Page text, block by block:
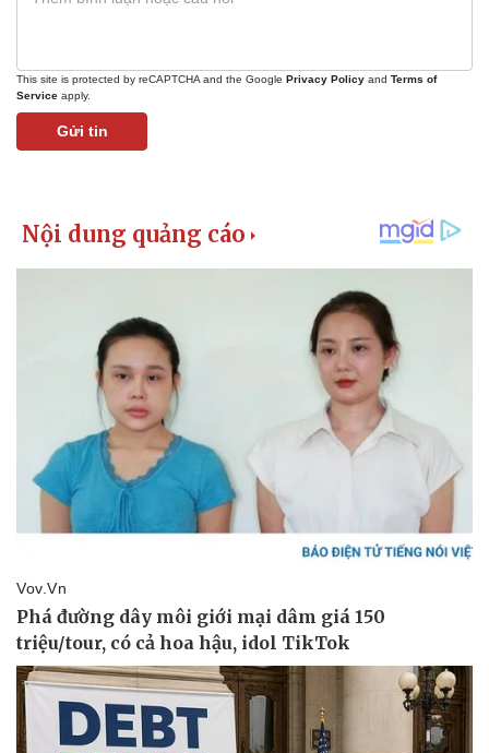
This site is protected by reCAPTCHA and the Google Privacy Policy and Terms of
Service apply.
Gửi tin